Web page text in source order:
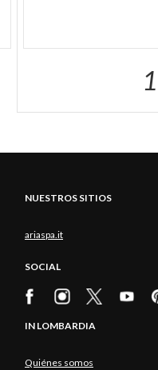
1
NUESTROS SITIOS
ariaspa.it
SOCIAL
IN LOMBARDIA
Quiénes somos